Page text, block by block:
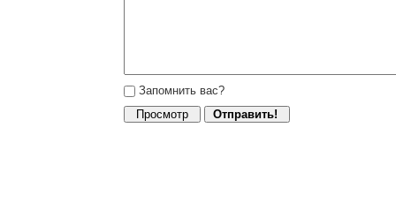
Запомнить вас?